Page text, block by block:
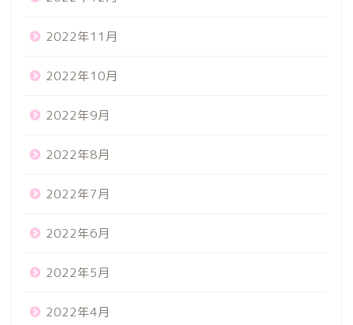
2022年11月
2022年10月
2022年9月
2022年8月
2022年7月
2022年6月
2022年5月
2022年4月